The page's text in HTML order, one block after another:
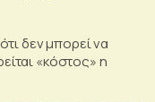
δεν μπορεί να
«κόστος» η